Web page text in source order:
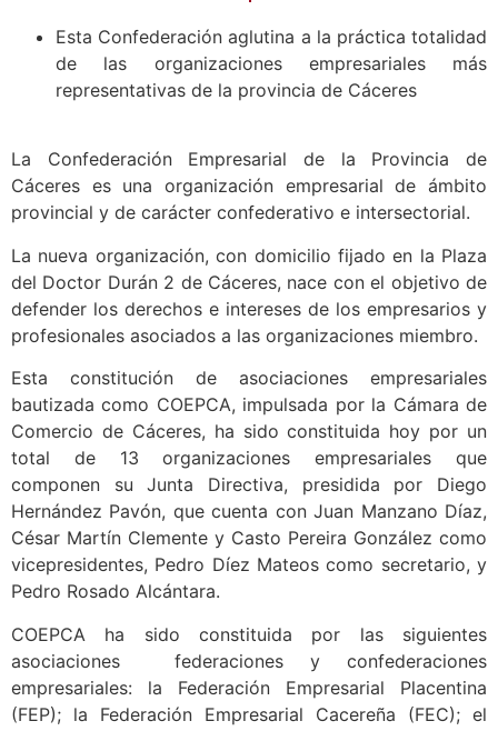
Esta Confederación aglutina a la práctica totalidad
de las organizaciones empresariales más
representativas de la provincia de Cáceres
La Confederación Empresarial de la Provincia de
Cáceres es una organización empresarial de ámbito
provincial y de carácter confederativo e intersectorial.
La nueva organización, con domicilio fijado en la Plaza
del Doctor Durán 2 de Cáceres, nace con el objetivo de
defender los derechos e intereses de los empresarios y
profesionales asociados a las organizaciones miembro.
Esta constitución de asociaciones empresariales
bautizada como COEPCA, impulsada por la Cámara de
Comercio de Cáceres, ha sido constituida hoy por un
total de 13 organizaciones empresariales que
componen su Junta Directiva, presidida por Diego
Hernández Pavón, que cuenta con Juan Manzano Díaz,
César Martín Clemente y Casto Pereira González como
vicepresidentes, Pedro Díez Mateos como secretario, y
Pedro Rosado Alcántara.
COEPCA ha sido constituida por las siguientes
asociaciones federaciones y confederaciones
empresariales: la Federación Empresarial Placentina
(FEP); la Federación Empresarial Cacereña (FEC); el